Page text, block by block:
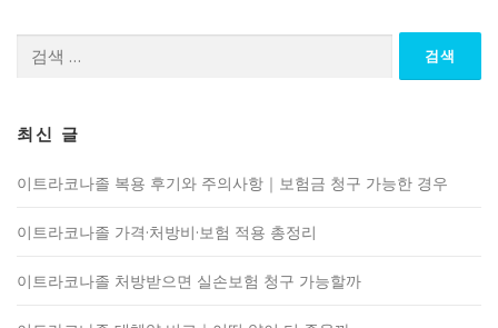
최신 글
이트라코나졸 복용 후기와 주의사항｜보험금 청구 가능한 경우
이트라코나졸 가격·처방비·보험 적용 총정리
이트라코나졸 처방받으면 실손보험 청구 가능할까